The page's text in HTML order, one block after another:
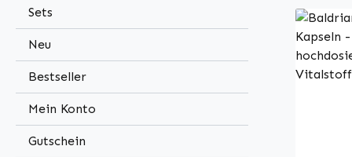
Sets
Neu
Bestseller
Mein Konto
Gutschein
dieses
Die